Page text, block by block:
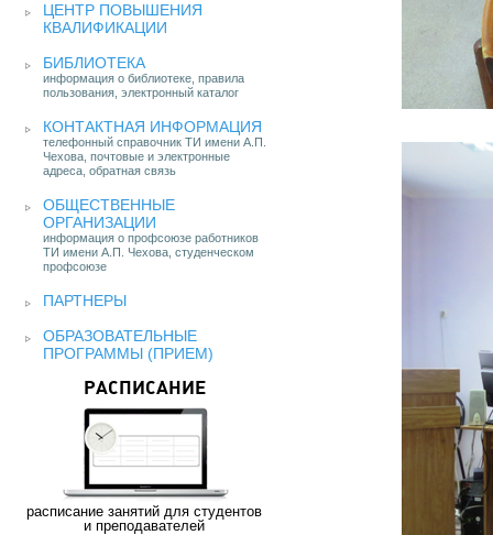
ЦЕНТР ПОВЫШЕНИЯ
КВАЛИФИКАЦИИ
БИБЛИОТЕКА
информация о библиотеке, правила
пользования, электронный каталог
КОНТАКТНАЯ ИНФОРМАЦИЯ
телефонный справочник ТИ имени А.П.
Чехова, почтовые и электронные
адреса, обратная связь
ОБЩЕСТВЕННЫЕ
ОРГАНИЗАЦИИ
информация о профсоюзе работников
ТИ имени А.П. Чехова, студенческом
профсоюзе
ПАРТНЕРЫ
ОБРАЗОВАТЕЛЬНЫЕ
ПРОГРАММЫ (ПРИЕМ)
РАСПИСАНИЕ
расписание занятий для студентов
и преподавателей